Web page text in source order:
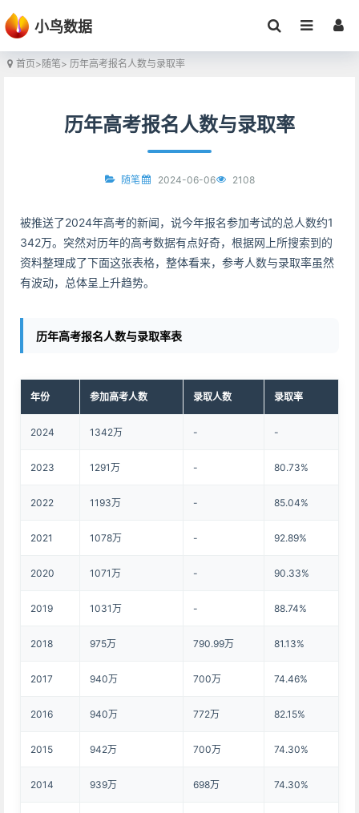
小鸟数据
首页>随笔> 历年高考报名人数与录取率
历年高考报名人数与录取率
随笔 2024-06-06 2108
被推送了2024年高考的新闻，说今年报名参加考试的总人数约1
342万。突然对历年的高考数据有点好奇，根据网上所搜索到的
资料整理成了下面这张表格，整体看来，参考人数与录取率虽然
有波动，总体呈上升趋势。
历年高考报名人数与录取率表
年份 参加高考人数 录取人数 录取率
2024 1342万 - -
2023 1291万 - 80.73%
2022 1193万 - 85.04%
2021 1078万 - 92.89%
2020 1071万 - 90.33%
2019 1031万 - 88.74%
2018 975万 790.99万 81.13%
2017 940万 700万 74.46%
2016 940万 772万 82.15%
2015 942万 700万 74.30%
2014 939万 698万 74.30%